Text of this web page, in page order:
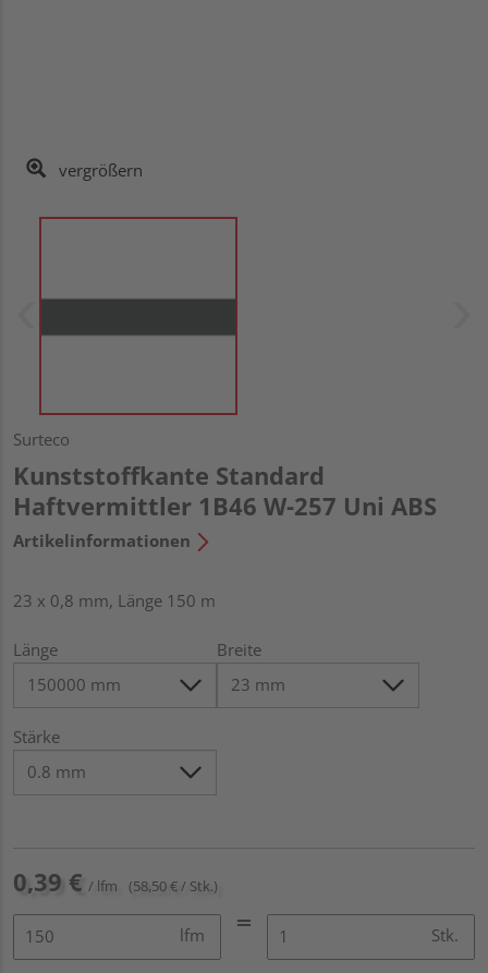
vergrößern
Surteco
Kunststoffkante Standard
Haftvermittler 1B46 W-257 Uni ABS
Artikelinformationen
23 x 0,8 mm, Länge 150 m
Länge Breite
Stärke
0,39 € / lfm (58,50 € / Stk.)
lfm Stk.